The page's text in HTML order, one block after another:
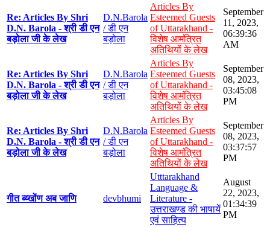
Re: Articles By Shri
D.N. Barola - श्री डी एन
बड़ोला जी के लेख
D.N.Barola
/ डी एन
बड़ोला
Articles By
Esteemed Guests
of Uttarakhand -
विशेष आमंत्रित
अतिथियों के लेख
September
11, 2023,
06:39:36
AM
Re: Articles By Shri
D.N. Barola - श्री डी एन
बड़ोला जी के लेख
D.N.Barola
/ डी एन
बड़ोला
Articles By
Esteemed Guests
of Uttarakhand -
विशेष आमंत्रित
अतिथियों के लेख
September
08, 2023,
03:45:08
PM
Re: Articles By Shri
D.N. Barola - श्री डी एन
बड़ोला जी के लेख
D.N.Barola
/ डी एन
बड़ोला
Articles By
Esteemed Guests
of Uttarakhand -
विशेष आमंत्रित
अतिथियों के लेख
September
08, 2023,
03:37:57
PM
गीत ब्य्खोंण अब जाणि devbhumi
Utttarakhand
Language &
Literature -
उत्तराखण्ड की भाषायें
एवं साहित्य
August
22, 2023,
01:34:39
PM